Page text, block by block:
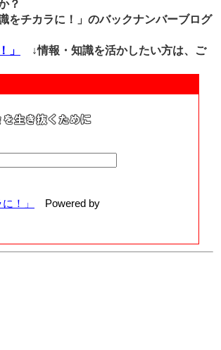
？
をチカラに！」のバックナンバーブログ
」
↓情報・知識を活かしたい方は、ご
！」 Powered by